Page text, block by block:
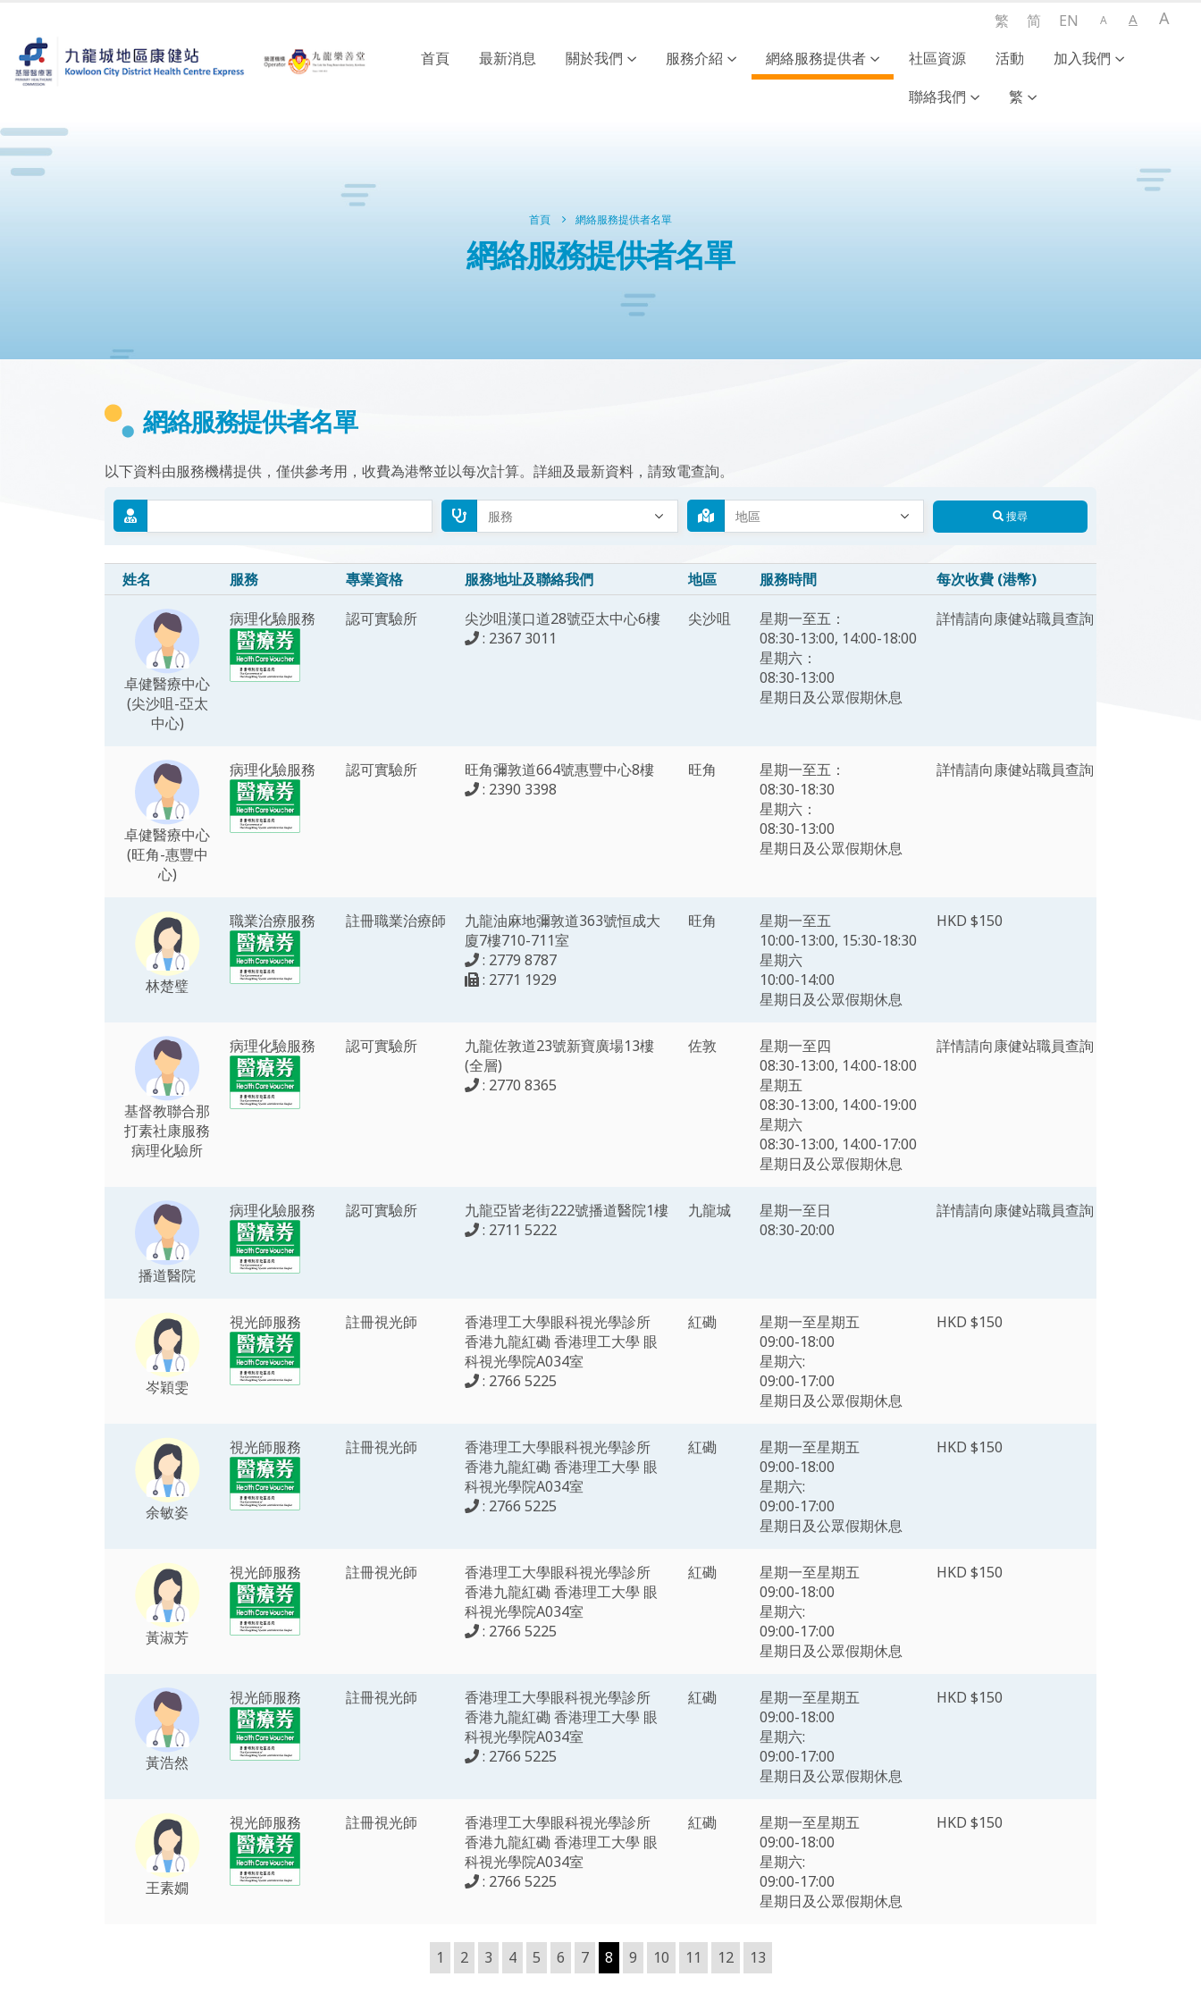
繁 简 EN A A A
首頁 最新消息 關於我們 服務介紹 網絡服務提供者 社區資源 活動
加入我們
聯絡我們
繁
首頁 網絡服務提供者名單
網絡服務提供者名單
網絡服務提供者名單
以下資料由服務機構提供，僅供參考用，收費為港幣並以每次計算。詳細及最新資料，請致電查詢。
搜尋
姓名 服務 專業資格 服務地址及聯絡我們 地區 服務時間 每次收費 (港幣)
卓健醫療中心
(尖沙咀-亞太
中心)
病理化驗服務 認可實驗所
尖沙咀漢口道28號亞太中心6樓
: 2367 3011
尖沙咀
星期一至五：
08:30-13:00, 14:00-18:00
星期六：
08:30-13:00
星期日及公眾假期休息
詳情請向康健站職員查詢
卓健醫療中心
(旺角-惠豐中
心)
病理化驗服務 認可實驗所
旺角彌敦道664號惠豐中心8樓
: 2390 3398
旺角
星期一至五：
08:30-18:30
星期六：
08:30-13:00
星期日及公眾假期休息
詳情請向康健站職員查詢
林楚璧
職業治療服務 註冊職業治療師
九龍油麻地彌敦道363號恒成大
廈7樓710-711室
: 2779 8787
: 2771 1929
旺角
星期一至五
10:00-13:00, 15:30-18:30
星期六
10:00-14:00
星期日及公眾假期休息
HKD $150
基督教聯合那
打素社康服務
病理化驗所
病理化驗服務 認可實驗所
九龍佐敦道23號新寶廣場13樓
(全層)
: 2770 8365
佐敦
星期一至四
08:30-13:00, 14:00-18:00
星期五
08:30-13:00, 14:00-19:00
星期六
08:30-13:00, 14:00-17:00
星期日及公眾假期休息
詳情請向康健站職員查詢
播道醫院
病理化驗服務 認可實驗所
九龍亞皆老街222號播道醫院1樓
: 2711 5222
九龍城
星期一至日
08:30-20:00
詳情請向康健站職員查詢
岑穎雯
視光師服務 註冊視光師
香港理工大學眼科視光學診所
香港九龍紅磡 香港理工大學 眼
科視光學院A034室
: 2766 5225
紅磡
星期一至星期五
09:00-18:00
星期六:
09:00-17:00
星期日及公眾假期休息
HKD $150
余敏姿
視光師服務 註冊視光師
香港理工大學眼科視光學診所
香港九龍紅磡 香港理工大學 眼
科視光學院A034室
: 2766 5225
紅磡
星期一至星期五
09:00-18:00
星期六:
09:00-17:00
星期日及公眾假期休息
HKD $150
黃淑芳
視光師服務 註冊視光師
香港理工大學眼科視光學診所
香港九龍紅磡 香港理工大學 眼
科視光學院A034室
: 2766 5225
紅磡
星期一至星期五
09:00-18:00
星期六:
09:00-17:00
星期日及公眾假期休息
HKD $150
黃浩然
視光師服務 註冊視光師
香港理工大學眼科視光學診所
香港九龍紅磡 香港理工大學 眼
科視光學院A034室
: 2766 5225
紅磡
星期一至星期五
09:00-18:00
星期六:
09:00-17:00
星期日及公眾假期休息
HKD $150
王素嫺
視光師服務 註冊視光師
香港理工大學眼科視光學診所
香港九龍紅磡 香港理工大學 眼
科視光學院A034室
: 2766 5225
紅磡
星期一至星期五
09:00-18:00
星期六:
09:00-17:00
星期日及公眾假期休息
HKD $150
1 2 3 4 5 6 7 8 9 10 11 12 13